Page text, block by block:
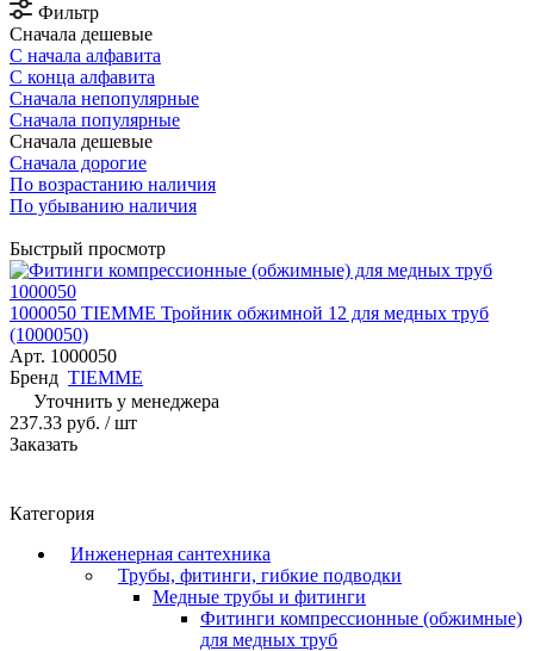
Фильтр
Сначала дешевые
С начала алфавита
С конца алфавита
Сначала непопулярные
Сначала популярные
Сначала дешевые
Сначала дорогие
По возрастанию наличия
По убыванию наличия
Быстрый просмотр
1000050 TIEMME Тройник обжимной 12 для медных труб
(1000050)
Арт. 1000050
Бренд TIEMME
Уточнить у менеджера
237.33 руб. / шт
Заказать
Категория
Инженерная сантехника
Трубы, фитинги, гибкие подводки
Медные трубы и фитинги
Фитинги компрессионные (обжимные)
для медных труб